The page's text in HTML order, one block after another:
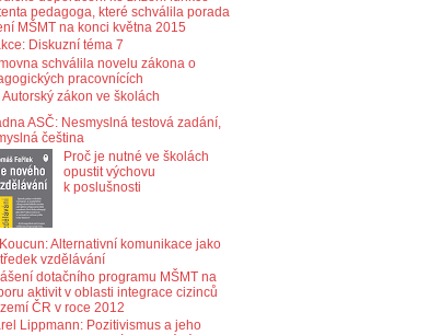
pedagoga, které schválila porada
MŠMT na konci května 2015
Diskuzní téma 7
schválila novelu zákona o
pracovnících
Autorský zákon ve školách
ASČ: Nesmyslná testová zadání,
čeština
Proč je nutné ve školách
opustit výchovu
k poslušnosti
Alternativní komunikace jako
vzdělávání
dotačního programu MŠMT na
aktivit v oblasti integrace cizinců
ČR v roce 2012
Lippmann: Pozitivismus a jeho